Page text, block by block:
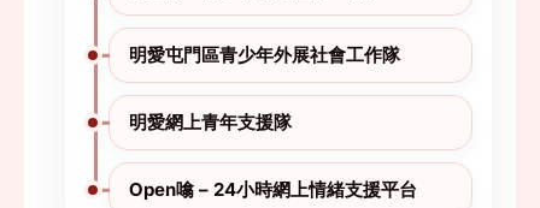
明愛屯門區青少年外展社會工作隊
明愛網上青年支援隊
Open噏 – 24小時網上情緒支援平台